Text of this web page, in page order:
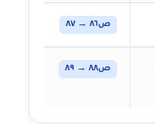
ص٨٦ → ٨٧
ص٨٨ → ٨٩